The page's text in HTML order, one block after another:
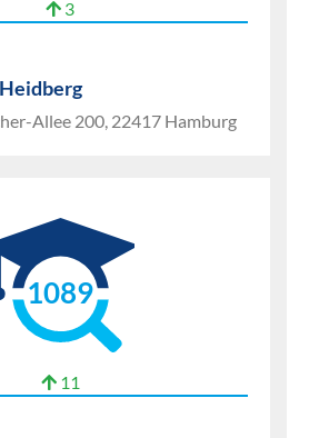
3
Allee 200, 22417 Hamburg
1089
11